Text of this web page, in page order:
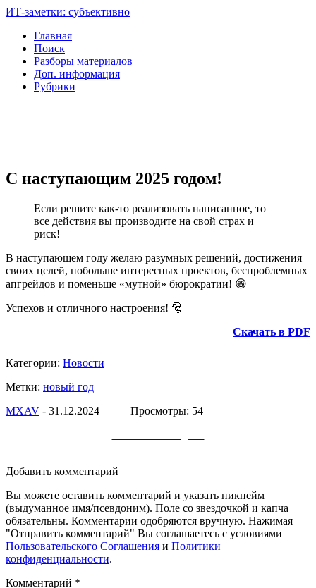
ИТ-заметки: субъективно
Главная
Поиск
Разборы материалов
Доп. информация
Рубрики
С наступающим 2025 годом!
Если решите как-то реализовать написанное, то
все действия вы производите на свой страх и
риск!
В наступающем году желаю разумных решений, достижения
своих целей, побольше интересных проектов, беспроблемных
апгрейдов и поменьше «мутной» бюрократии! 😁
Успехов и отличного настроения! 🎅
Скачать в PDF
Категории: Новости
Метки: новый год
МXAV - 31.12.2024 Просмотры: 54
Добавить комментарий
Вы можете оставить комментарий и указать никнейм
(выдуманное имя/псевдоним). Поле со звездочкой и капча
обязательны. Комментарии одобряются вручную. Нажимая
"Отправить комментарий" Вы соглашаетесь с условиями
Пользовательского Соглашения и Политики
конфиденциальности.
Комментарий *